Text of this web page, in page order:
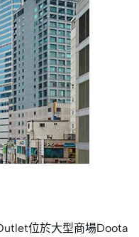
位於大型商場Doota